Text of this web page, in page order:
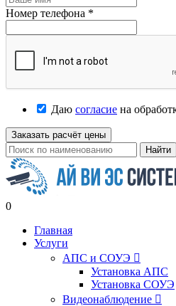
Номер телефона *
Даю согласие на
Заказать расчёт цены
Найти
0
Главная
Услуги
АПС и СОУЭ 
Установка АПС
Установка СОУЭ
Видеонаблюдение 